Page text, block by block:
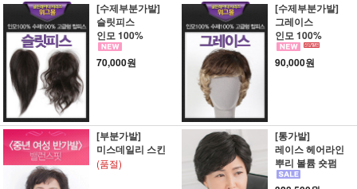
[수제부분가발]
슬릿피스
인모 100%
70,000원
[수제부분가발]
그레이스
인모 100%
90,000원
[부분가발]
미스데일리 스킨
(품절)
[통가발]
레이스 헤어라인
뿌리 볼륨 숏펌